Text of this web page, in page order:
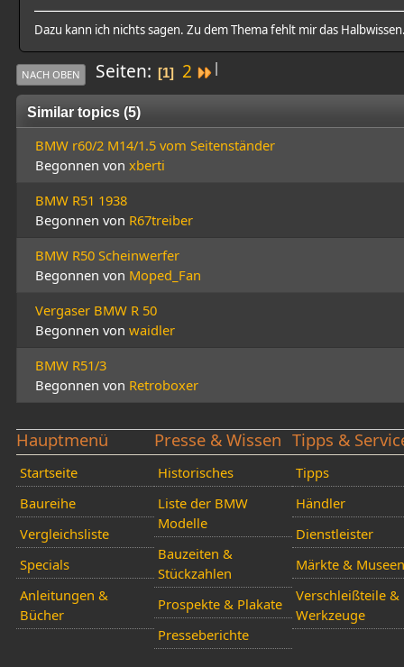
Dazu kann ich nichts sagen. Zu dem Thema fehlt mir das
|
NACH OBEN Seiten 1 2
Similar topics (5)
BMW r60/2 M14/1.5 vom Seitenständer
Begonnen von xberti
BMW R51 1938
Begonnen von R67treiber
BMW R50 Scheinwerfer
Begonnen von Moped_Fan
Vergaser BMW R 50
Begonnen von waidler
BMW R51/3
Begonnen von Retroboxer
Hauptmenü
Startseite
Baureihe
Vergleichsliste
Specials
Anleitungen &
Bücher
Presse & Wissen
Historisches
Liste der BMW
Modelle
Bauzeiten &
Stückzahlen
Prospekte & Plakate
Presseberichte
Tipps &
Tipps
Händler
Dienstleister
Märkte & Museen
Verschleißteile &
Werkzeuge